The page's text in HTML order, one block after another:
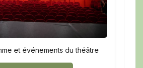
et événements du théâtre